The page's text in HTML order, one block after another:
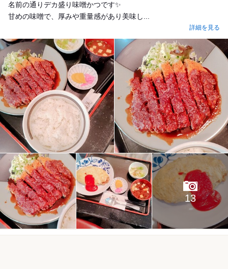
名前の通りデカ盛り味噌かつです✨
甘めの味噌で、厚みや重量感があり美味し...
詳細を見る
13